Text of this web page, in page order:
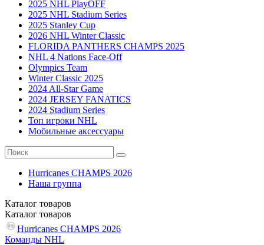
2025 NHL PlayOFF
2025 NHL Stadium Series
2025 Stanley Cup
2026 NHL Winter Classic
FLORIDA PANTHERS CHAMPS 2025
NHL 4 Nations Face-Off
Olympics Team
Winter Classic 2025
2024 All-Star Game
2024 JERSEY FANATICS
2024 Stadium Series
Топ игроки NHL
Мобильные аксессуары
Hurricanes CHAMPS 2026
Наша группа
Каталог товаров
Каталог товаров
Hurricanes CHAMPS 2026
Команды NHL